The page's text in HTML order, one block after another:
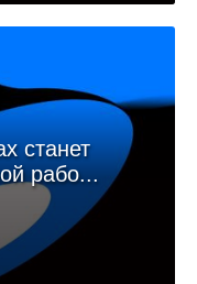
станет
рабо...